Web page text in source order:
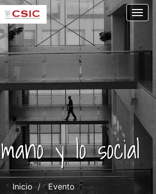
y lo social
Inicio
Evento